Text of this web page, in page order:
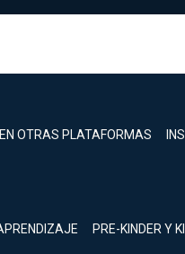
OTRAS PLATAFORMAS
PRE-KINDER Y